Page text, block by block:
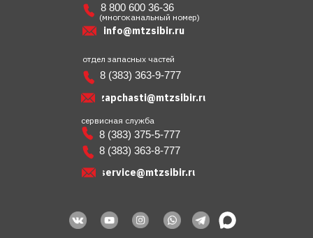
service@mtzsibir.ru
zapchasti@mtzsibir.ru
отдел запасных частей
сервисная служба
info@mtzsibir.ru
8 (383) 375-5-777
(многоканальный номер)
8 800 600 36-36
8 (383) 363-9-777
8 (383) 363-8-777